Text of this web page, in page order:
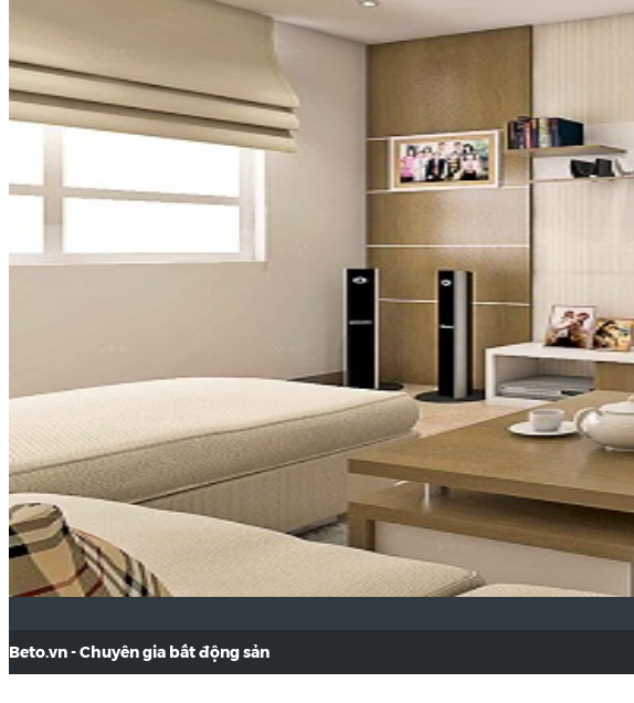
Beto.vn - Chuyên gia bất động sản